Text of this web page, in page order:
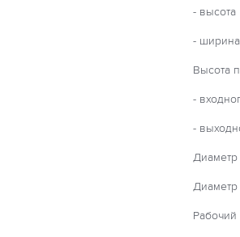
- высота
- ширина
Высота
-
-
Диаметр
Диаметр